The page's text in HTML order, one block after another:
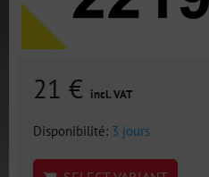
21 € incl. VAT
Disponibilité: 3 jours